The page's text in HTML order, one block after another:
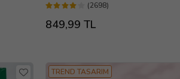
(2698)
849,99 TL
TREND TASARIM